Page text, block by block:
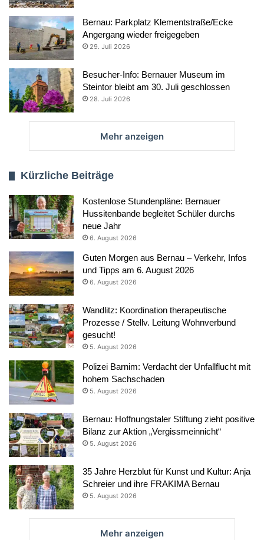
Bernau: Parkplatz Klementstraße/Ecke
Angergang wieder freigegeben
29. Juli 2026
Besucher-Info: Bernauer Museum im
Steintor bleibt am 30. Juli geschlossen
28. Juli 2026
Mehr anzeigen
Kürzliche Beiträge
Kostenlose Stundenpläne: Bernauer
Hussitenbande begleitet Schüler durchs
neue Jahr
6. August 2026
Guten Morgen aus Bernau – Verkehr, Infos
und Tipps am 6. August 2026
6. August 2026
Wandlitz: Koordination therapeutische
Prozesse / Stellv. Leitung Wohnverbund
gesucht!
5. August 2026
Polizei Barnim: Verdacht der Unfallflucht mit
hohem Sachschaden
5. August 2026
Bernau: Hoffnungstaler Stiftung zieht positive
Bilanz zur Aktion „Vergissmeinnicht“
5. August 2026
35 Jahre Herzblut für Kunst und Kultur: Anja
Schreier und ihre FRAKIMA Bernau
5. August 2026
Mehr anzeigen